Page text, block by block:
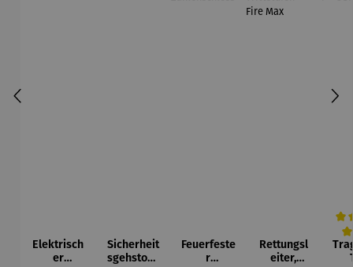
Elektrisch
er
Sicherheit
sgehstock
Feuerfeste
r
Rettungsl
eiter,